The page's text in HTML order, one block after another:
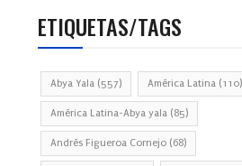
ETIQUETAS/TAGS
Abya Yala (557) América Latina (110)
América Latina-Abya yala (85)
Andrés Figueroa Cornejo (68)